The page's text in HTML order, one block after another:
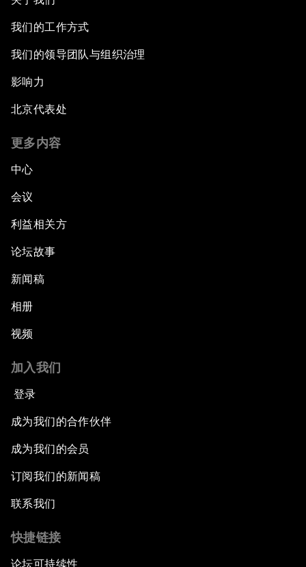
我们的工作方式
我们的领导团队与组织治理
影响力
北京代表处
更多内容
中心
会议
利益相关方
论坛故事
新闻稿
相册
视频
加入我们
登录
成为我们的合作伙伴
成为我们的会员
订阅我们的新闻稿
联系我们
快捷链接
论坛可持续性